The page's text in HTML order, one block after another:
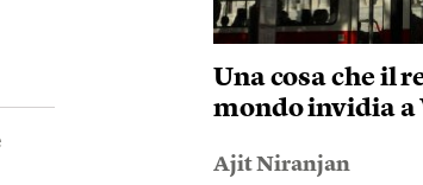
Una cosa che il
mondo invidia a
Ajit Niranjan